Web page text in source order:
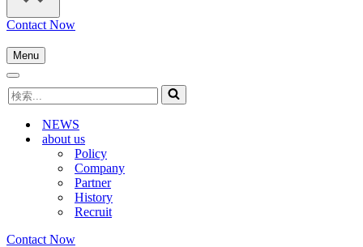
Contact Now
Menu
ナ
ゲ
シ
ョ
ナ
ビ
検
索...
NEWS
about us
Policy
Company
Partner
History
Recruit
Contact Now